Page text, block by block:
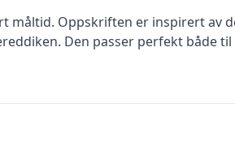
måltid. Oppskriften er inspirert av
Den passer perfekt både